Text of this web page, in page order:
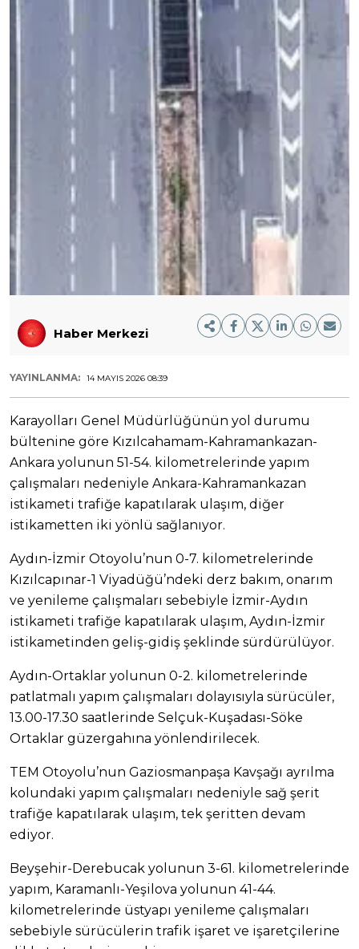
Haber Merkezi
YAYINLANMA: 14 MAYIS 2026 08:39
Karayolları Genel Müdürlüğünün yol durumu
bültenine göre Kızılcahamam-Kahramankazan-
Ankara yolunun 51-54. kilometrelerinde yapım
çalışmaları nedeniyle Ankara-Kahramankazan
istikameti trafiğe kapatılarak ulaşım, diğer
istikametten iki yönlü sağlanıyor.
Aydın-İzmir Otoyolu’nun 0-7. kilometrelerinde
Kızılcapınar-1 Viyadüğü’ndeki derz bakım, onarım
ve yenileme çalışmaları sebebiyle İzmir-Aydın
istikameti trafiğe kapatılarak ulaşım, Aydın-İzmir
istikametinden geliş-gidiş şeklinde sürdürülüyor.
Aydın-Ortaklar yolunun 0-2. kilometrelerinde
patlatmalı yapım çalışmaları dolayısıyla sürücüler,
13.00-17.30 saatlerinde Selçuk-Kuşadası-Söke
Ortaklar güzergahına yönlendirilecek.
TEM Otoyolu’nun Gaziosmanpaşa Kavşağı ayrılma
kolundaki yapım çalışmaları nedeniyle sağ şerit
trafiğe kapatılarak ulaşım, tek şeritten devam
ediyor.
Beyşehir-Derebucak yolunun 3-61. kilometrelerinde
yapım, Karamanlı-Yeşilova yolunun 41-44.
kilometrelerinde üstyapı yenileme çalışmaları
sebebiyle sürücülerin trafik işaret ve işaretçilerine